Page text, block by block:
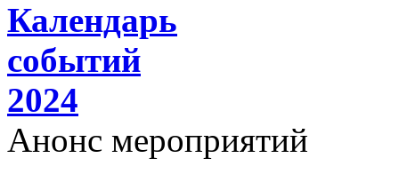
Календарь
событий
2024
Анонс мероприятий